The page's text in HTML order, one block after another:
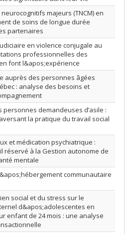
majeurs (TNCM) en
de soins de longue durée
partenaires
en violence conjugale au
professionnelles des
font l&apos;expérience
auprès des personnes âgées
: analyse des besoins et
personnes demandeuses d’asile :
la pratique du travail social
et médication psychiatrique :
réservé à la Gestion autonome de
mentale
communautaire
social et du stress sur le
d&apos;adolescentes en
enfant de 24 mois : une analyse